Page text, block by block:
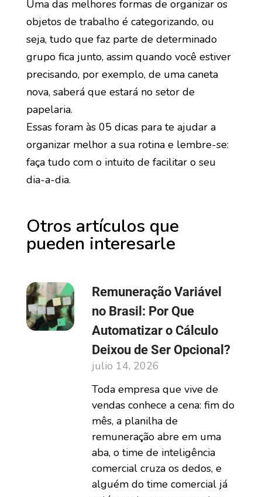
Uma das melhores formas de organizar os
objetos de trabalho é categorizando, ou
seja, tudo que faz parte de determinado
grupo fica junto, assim quando você estiver
precisando, por exemplo, de uma caneta
nova, saberá que estará no setor de
papelaria.
Essas foram às 05 dicas para te ajudar a
organizar melhor a sua rotina e lembre-se:
faça tudo com o intuito de facilitar o seu
dia-a-dia.
Otros artículos que
pueden interesarle
Remuneração Variável
no Brasil: Por Que
Automatizar o Cálculo
Deixou de Ser Opcional?
julio 14, 2026
Toda empresa que vive de
vendas conhece a cena: fim do
mês, a planilha de
remuneração abre em uma
aba, o time de inteligência
comercial cruza os dedos, e
alguém do time comercial já